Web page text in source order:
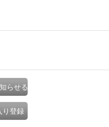
らせる
り登録